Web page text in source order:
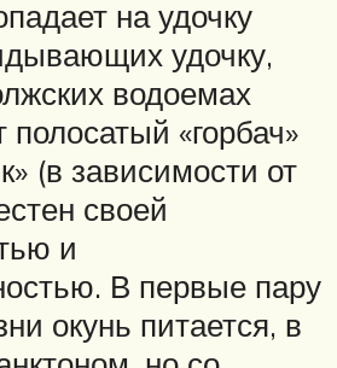
на удочку
удочку,
водоемах
«горбач»
(в зависимости от
своей
и
В первые пару
окунь питается, в